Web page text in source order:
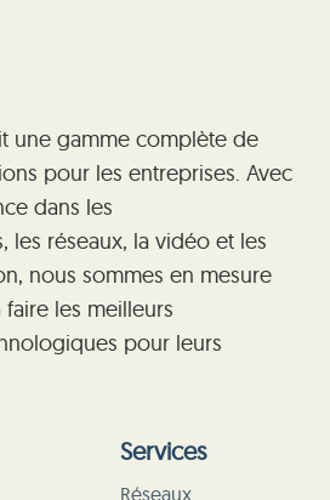
une gamme complète de
pour les entreprises. Avec
dans les
les réseaux, la vidéo et les
nous sommes en mesure
les meilleurs
pour leurs
Services
Réseaux